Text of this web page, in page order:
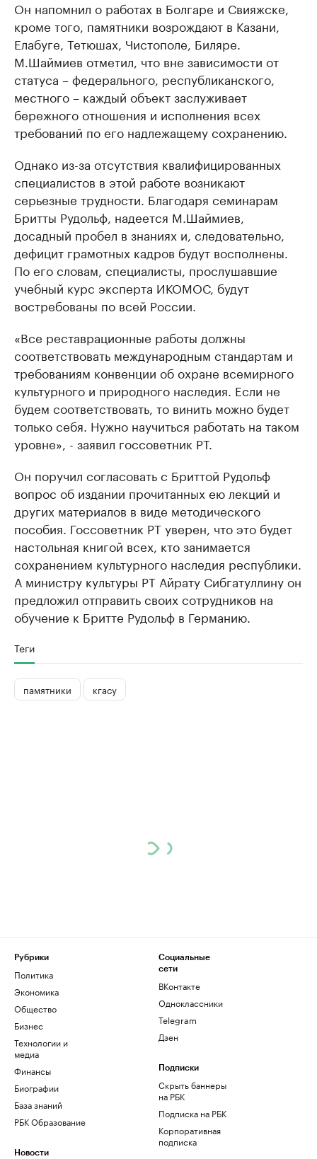
Он напомнил о работах в Болгаре и Свияжске,
кроме того, памятники возрождают в Казани,
Елабуге, Тетюшах, Чистополе, Биляре.
М.Шаймиев отметил, что вне зависимости от
статуса – федерального, республиканского,
местного – каждый объект заслуживает
бережного отношения и исполнения всех
требований по его надлежащему сохранению.
Однако из-за отсутствия квалифицированных
специалистов в этой работе возникают
серьезные трудности. Благодаря семинарам
Бритты Рудольф, надеется М.Шаймиев,
досадный пробел в знаниях и, следовательно,
дефицит грамотных кадров будут восполнены.
По его словам, специалисты, прослушавшие
учебный курс эксперта ИКОМОС, будут
востребованы по всей России.
«Все реставрационные работы должны
соответствовать международным стандартам и
требованиям конвенции об охране всемирного
культурного и природного наследия. Если не
будем соответствовать, то винить можно будет
только себя. Нужно научиться работать на таком
уровне», - заявил госсоветник РТ.
Он поручил согласовать с Бриттой Рудольф
вопрос об издании прочитанных ею лекций и
других материалов в виде методического
пособия. Госсоветник РТ уверен, что это будет
настольная книгой всех, кто занимается
сохранением культурного наследия республики.
А министру культуры РТ Айрату Сибгатуллину он
предложил отправить своих сотрудников на
обучение к Бритте Рудольф в Германию.
Теги
памятники кгасу
Рубрики
Политика
Экономика
Общество
Бизнес
Технологии и
медиа
Финансы
Биографии
База знаний
РБК Образование
Новости
Социальные
сети
ВКонтакте
Одноклассники
Telegram
Дзен
Подписки
Скрыть баннеры
на РБК
Подписка на РБК
Корпоративная
подписка